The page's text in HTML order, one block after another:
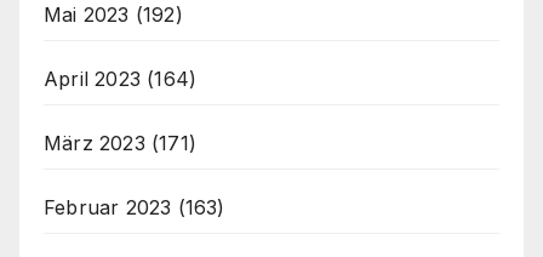
Mai 2023 (192)
April 2023 (164)
März 2023 (171)
Februar 2023 (163)